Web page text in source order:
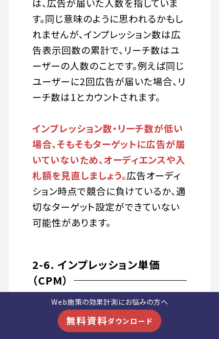
は、広告が届いた人数を指していま
す。同じ意味のように思われるかもし
れませんが、インプレッション数は広
告表示回数の累計で、リーチ数はユ
ーザーの人数のことです。例えば同じ
ユーザーに2回広告が届いた場合、リ
ーチ数は1とカウントされます。
インプレッション数・リーチ数が低い
場合、そもそもターゲットに広告が届
いていないため、オーディエンスや入
札額を見直しましょう。広告オーディ
ション時点で競合に負けているか、適
切なターゲット設定ができていない
可能性があります。
2-6. インプレッション単価
（CPM）
インプレッション単価（Cost Per
Mille｜CPM）は、ユーザーへの表示
Web施策の効果計測にお悩みの方へ
無料資料ダウンロード